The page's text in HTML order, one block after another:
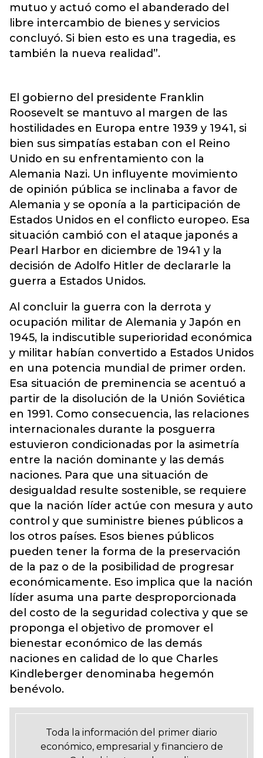
mutuo y actuó como el abanderado del
libre intercambio de bienes y servicios
concluyó. Si bien esto es una tragedia, es
también la nueva realidad”.
El gobierno del presidente Franklin
Roosevelt se mantuvo al margen de las
hostilidades en Europa entre 1939 y 1941, si
bien sus simpatías estaban con el Reino
Unido en su enfrentamiento con la
Alemania Nazi. Un influyente movimiento
de opinión pública se inclinaba a favor de
Alemania y se oponía a la participación de
Estados Unidos en el conflicto europeo. Esa
situación cambió con el ataque japonés a
Pearl Harbor en diciembre de 1941 y la
decisión de Adolfo Hitler de declararle la
guerra a Estados Unidos.
Al concluir la guerra con la derrota y
ocupación militar de Alemania y Japón en
1945, la indiscutible superioridad económica
y militar habían convertido a Estados Unidos
en una potencia mundial de primer orden.
Esa situación de preminencia se acentuó a
partir de la disolución de la Unión Soviética
en 1991. Como consecuencia, las relaciones
internacionales durante la posguerra
estuvieron condicionadas por la asimetría
entre la nación dominante y las demás
naciones. Para que una situación de
desigualdad resulte sostenible, se requiere
que la nación líder actúe con mesura y auto
control y que suministre bienes públicos a
los otros países. Esos bienes públicos
pueden tener la forma de la preservación
de la paz o de la posibilidad de progresar
económicamente. Eso implica que la nación
líder asuma una parte desproporcionada
del costo de la seguridad colectiva y que se
proponga el objetivo de promover el
bienestar económico de las demás
naciones en calidad de lo que Charles
Kindleberger denominaba hegemón
benévolo.
Toda la información del primer diario
económico, empresarial y financiero de